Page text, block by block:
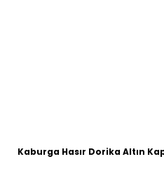
Kaburga Hasır Dorika Altın